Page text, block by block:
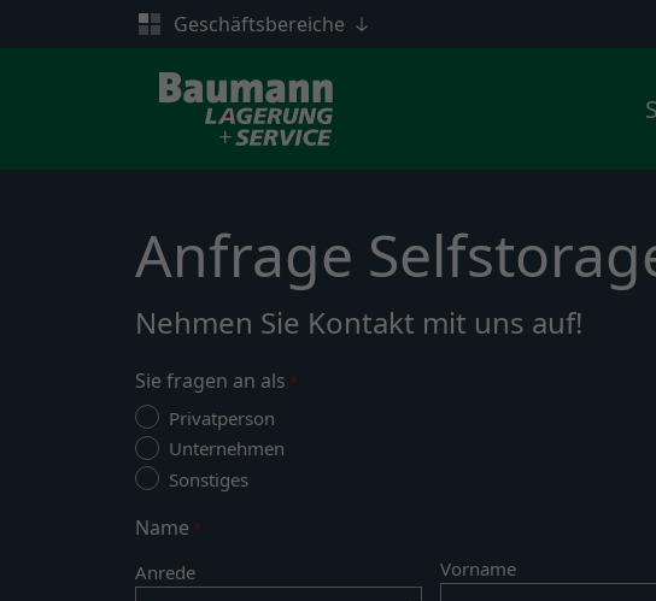
Geschäftsbereiche
Anfrage
Nehmen Sie Kontakt mit uns auf!
Sie fragen an als *
Privatperson
Unternehmen
Sonstiges
Name *
Anrede Vorname